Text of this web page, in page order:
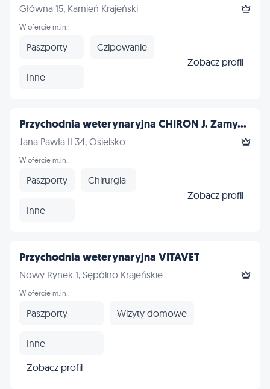
Główna 15, Kamień Krajeński
W ofercie m.in.:
Paszporty Czipowanie
Inne
Zobacz profil
Przychodnia weterynaryjna CHIRON J. Zamy...
Jana Pawła II 34, Osielsko
W ofercie m.in.:
Paszporty Chirurgia
Inne
Zobacz profil
Przychodnia weterynaryjna VITAVET
Nowy Rynek 1, Sępólno Krajeńskie
W ofercie m.in.:
Paszporty Wizyty domowe
Inne
Zobacz profil